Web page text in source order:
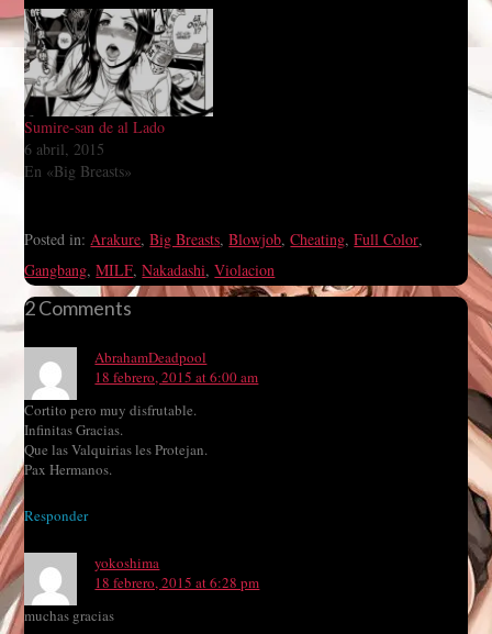
Sumire-san de al Lado
6 abril, 2015
En «Big Breasts»
Posted in:Arakure,Big Breasts,Blowjob,Cheating,Full Color,
Gangbang,MILF,Nakadashi,Violacion
2 Comments
AbrahamDeadpool
18 febrero, 2015 at 6:00 am
Cortito pero muy disfrutable.
Infinitas Gracias.
Que las Valquirias les Protejan.
Pax Hermanos.
Responder
yokoshima
18 febrero, 2015 at 6:28 pm
muchas gracias